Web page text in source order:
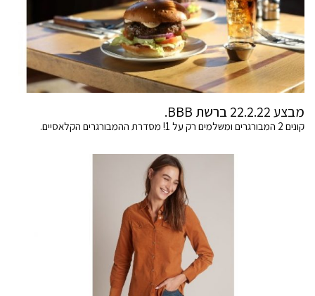
מבצע 22.2.22 ברשת BBB.
קונים 2 המבורגרים ומשלמים רק על 1! מסדרת ההמבורגרים הקלאסיים.